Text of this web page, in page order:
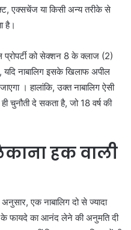
एक्सचेंज या किसी अन्य तरीके से
है।
को सेक्शन 8 के क्लाज (2)
नाबालिग इसके खिलाफ अपील
। हालांकि, उक्त नाबालिग ऐसी
चुनौती दे सकता है, जो 18 वर्ष की
हक वाली
एक नाबालिग दो से ज्यादा
के फायदे का आनंद लेने की अनुमति दी